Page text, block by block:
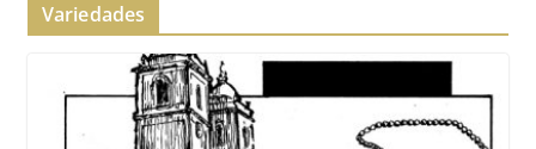
Variedades